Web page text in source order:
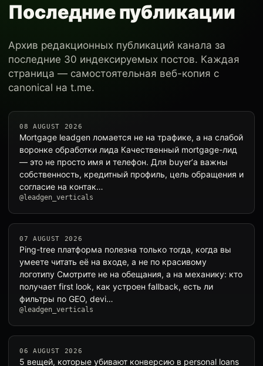
Последние публикации
Архив редакционных публикаций канала за
последние 30 индексируемых постов. Каждая
страница — самостоятельная веб-копия с
canonical на t.me.
08 AUGUST 2026
Mortgage leadgen ломается не на трафике, а на слабой
воронке обработки лида Качественный mortgage-лид
— это не просто имя и телефон. Для buyer’а важны
собственность, кредитный профиль, цель обращения и
согласие на контак…
@leadgen_verticals
07 AUGUST 2026
Ping-tree платформа полезна только тогда, когда вы
умеете читать её на входе, а не по красивому
логотипу Смотрите не на обещания, а на механику: кто
получает first look, как устроен fallback, есть ли
фильтры по GEO, devi…
@leadgen_verticals
06 AUGUST 2026
5 вещей, которые убивают конверсию в personal loans